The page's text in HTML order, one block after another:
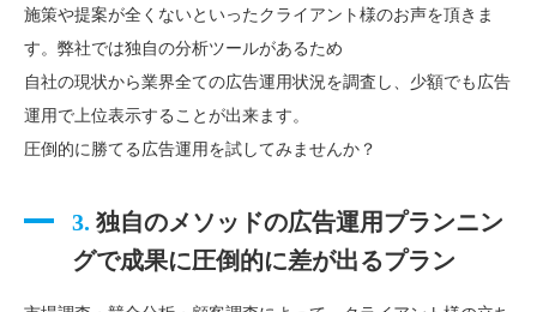
施策や提案が全くないといったクライアント様のお声を頂きま
す。弊社では独自の分析ツールがあるため
自社の現状から業界全ての広告運用状況を調査し、少額でも広告
運用で上位表示することが出来ます。
圧倒的に勝てる広告運用を試してみませんか？
3. 独自のメソッドの広告運用プランニン
グで成果に圧倒的に差が出るプラン